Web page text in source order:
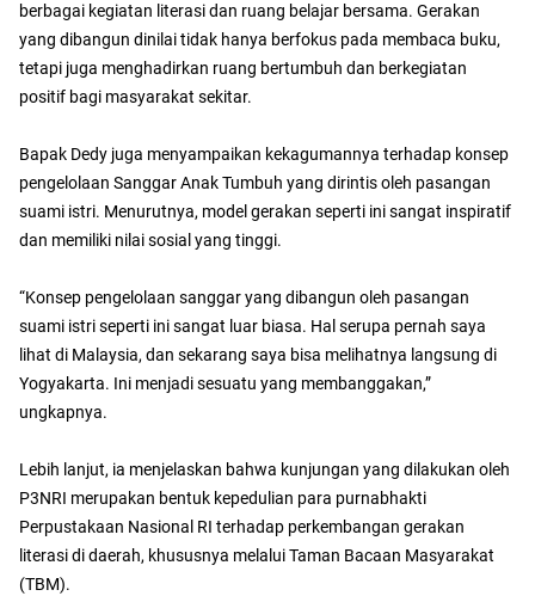
berbagai kegiatan literasi dan ruang belajar bersama. Gerakan
yang dibangun dinilai tidak hanya berfokus pada membaca buku,
tetapi juga menghadirkan ruang bertumbuh dan berkegiatan
positif bagi masyarakat sekitar.
Bapak Dedy juga menyampaikan kekagumannya terhadap konsep
pengelolaan Sanggar Anak Tumbuh yang dirintis oleh pasangan
suami istri. Menurutnya, model gerakan seperti ini sangat inspiratif
dan memiliki nilai sosial yang tinggi.
“Konsep pengelolaan sanggar yang dibangun oleh pasangan
suami istri seperti ini sangat luar biasa. Hal serupa pernah saya
lihat di Malaysia, dan sekarang saya bisa melihatnya langsung di
Yogyakarta. Ini menjadi sesuatu yang membanggakan,”
ungkapnya.
Lebih lanjut, ia menjelaskan bahwa kunjungan yang dilakukan oleh
P3NRI merupakan bentuk kepedulian para purnabhakti
Perpustakaan Nasional RI terhadap perkembangan gerakan
literasi di daerah, khususnya melalui Taman Bacaan Masyarakat
(TBM).